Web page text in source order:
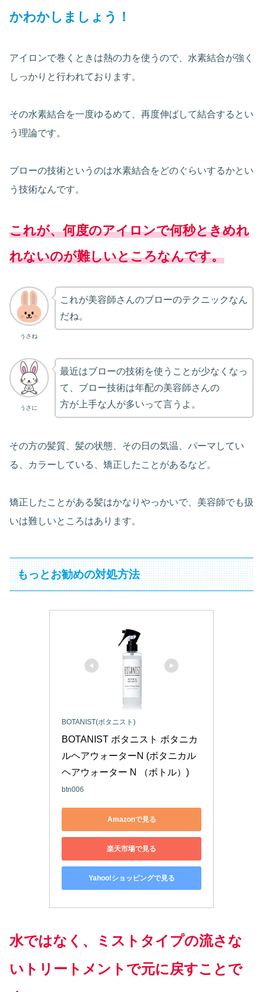
かわかしましょう！
アイロンで巻くときは熱の力を使うので、水素結合が強く
しっかりと行われております。
その水素結合を一度ゆるめて、再度伸ばして結合するとい
う理論です。
ブローの技術というのは水素結合をどのぐらいするかとい
う技術なんです。
これが、何度のアイロンで何秒ときめれ
れないのが難しいところなんです。
うさね
これが美容師さんのブローのテクニックなん
だね。
うさに
最近はブローの技術を使うことが少なくなっ
て、ブロー技術は年配の美容師さんの
方が上手な人が多いって言うよ。
その方の髪質、髪の状態、その日の気温、パーマしてい
る、カラーしている、矯正したことがあるなど。
矯正したことがある髪はかなりやっかいで、美容師でも扱
いは難しいところはあります。
もっとお勧めの対処方法
BOTANIST(ボタニスト)
BOTANIST ボタニスト ボタニカ
ルヘアウォーターN (ボタニカル
ヘアウォーター N （ボトル）)
btn006
Amazonで見る
楽天市場で見る
Yahoo!ショッピングで見る
水ではなく、ミストタイプの流さな
いトリートメントで元に戻すことで